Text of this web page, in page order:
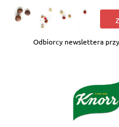
Odbiorcy newslettera